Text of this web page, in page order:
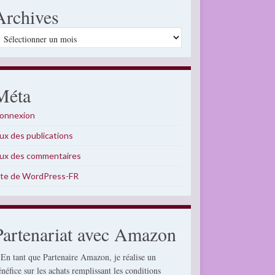
des publications
des commentaires
de WordPress-FR
avec Amazon
tant que Partenaire Amazon, je réalise un
sur les achats remplissant les conditions